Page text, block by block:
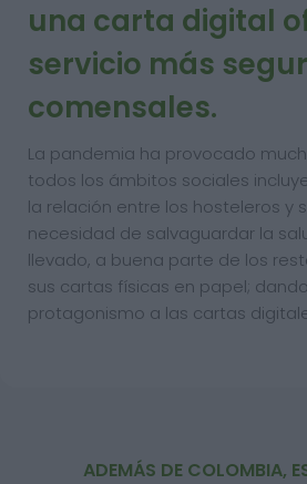
una carta digital
servicio más
comensales.
La pandemia ha provocado
todos los ámbitos sociales
la relación entre los hosteleros y
necesidad de salvaguardar la
llevado, a buena parte de los
sus cartas físicas en papel;
protagonismo a las cartas
ADEMÁS DE COLOMBIA,